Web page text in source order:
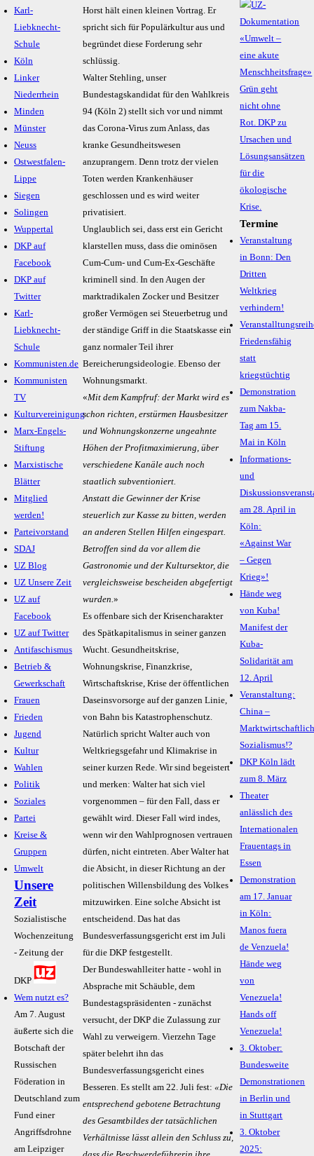
Karl-
Liebknecht-
Schule
Köln
Linker
Niederrhein
Minden
Münster
Neuss
Ostwestfalen-
Lippe
Siegen
Solingen
Wuppertal
DKP auf
Facebook
DKP auf
Twitter
Karl-
Liebknecht-
Schule
Kommunisten.de
Kommunisten
TV
Kulturvereinigung
Marx-Engels-
Stiftung
Marxistische
Blätter
Mitglied
werden!
Parteivorstand
SDAJ
UZ Blog
UZ Unsere Zeit
UZ auf
Facebook
UZ auf Twitter
Antifaschismus
Betrieb &
Gewerkschaft
Frauen
Frieden
Jugend
Kultur
Wahlen
Politik
Soziales
Partei
Kreise &
Gruppen
Umwelt
Unsere
Zeit
Sozialistische
Wochenzeitung
- Zeitung der
DKP
Wem nutzt es?
Am 7. August
äußerte sich die
Botschaft der
Russischen
Föderation in
Deutschland zum
Fund einer
Angriffsdrohne
am Leipziger
Horst hält einen kleinen Vortrag. Er
spricht sich für Populärkultur aus und
begründet diese Forderung sehr
schlüssig.
Walter Stehling, unser
Bundestagskandidat für den Wahlkreis
94 (Köln 2) stellt sich vor und nimmt
das Corona-Virus zum Anlass, das
kranke Gesundheitswesen
anzuprangern. Denn trotz der vielen
Toten werden Krankenhäuser
geschlossen und es wird weiter
privatisiert.
Unglaublich sei, dass erst ein Gericht
klarstellen muss, dass die ominösen
Cum-Cum- und Cum-Ex-Geschäfte
kriminell sind. In den Augen der
marktradikalen Zocker und Besitzer
großer Vermögen sei Steuerbetrug und
der ständige Griff in die Staatskasse ein
ganz normaler Teil ihrer
Bereicherungsideologie. Ebenso der
Wohnungsmarkt.
«Mit dem Kampfruf: der Markt wird es
schon richten, erstürmen Hausbesitzer
und Wohnungskonzerne ungeahnte
Höhen der Profitmaximierung, über
verschiedene Kanäle auch noch
staatlich subventioniert.
Anstatt die Gewinner der Krise
steuerlich zur Kasse zu bitten, werden
an anderen Stellen Hilfen eingespart.
Betroffen sind da vor allem die
Gastronomie und der Kultursektor, die
vergleichsweise bescheiden abgefertigt
wurden.»
Es offenbare sich der Krisencharakter
des Spätkapitalismus in seiner ganzen
Wucht. Gesundheitskrise,
Wohnungskrise, Finanzkrise,
Wirtschaftskrise, Krise der öffentlichen
Daseinsvorsorge auf der ganzen Linie,
von Bahn bis Katastrophenschutz.
Natürlich spricht Walter auch von
Weltkriegsgefahr und Klimakrise in
seiner kurzen Rede. Wir sind begeistert
und merken: Walter hat sich viel
vorgenommen – für den Fall, dass er
gewählt wird. Dieser Fall wird indes,
wenn wir den Wahlprognosen vertrauen
dürfen, nicht eintreten. Aber Walter hat
die Absicht, in dieser Richtung an der
politischen Willensbildung des Volkes
mitzuwirken. Eine solche Absicht ist
entscheidend. Das hat das
Bundesverfassungsgericht erst im Juli
für die DKP festgestellt.
Der Bundeswahlleiter hatte - wohl in
Absprache mit Schäuble, dem
Bundestagspräsidenten - zunächst
versucht, der DKP die Zulassung zur
Wahl zu verweigern. Vierzehn Tage
später belehrt ihn das
Bundesverfassungsgericht eines
Besseren. Es stellt am 22. Juli fest: «Die
entsprechend gebotene Betrachtung
des Gesamtbildes der tatsächlichen
Verhältnisse lässt allein den Schluss zu,
Termine
Veranstaltung
in Bonn: Den
Dritten
Weltkrieg
verhindern!
Friedensfähig
statt
kriegstüchtig
Demonstration
zum Nakba-
Tag am 15.
Mai in Köln
Informations-
und
am 28. April in
Köln:
«Against War
– Gegen
Krieg»!
Hände weg
von Kuba!
Manifest der
Kuba-
Solidarität am
12. April
Veranstaltung:
China –
Sozialismus!?
DKP Köln lädt
zum 8. März
Theater
anlässlich des
Internationalen
Frauentags in
Essen
Demonstration
am 17. Januar
in Köln:
Manos fuera
de Venzuela!
Hände weg
von
Venezuela!
Hands off
Venezuela!
3. Oktober:
Bundesweite
Demonstrationen
in Berlin und
in Stuttgart
3. Oktober
2025: